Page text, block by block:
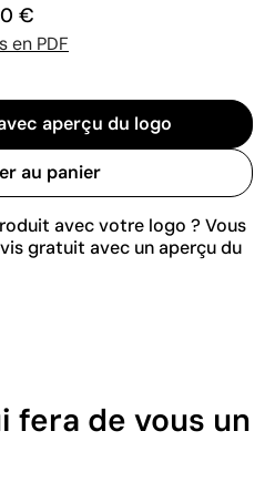
€
en PDF
aperçu du logo
au panier
avec votre logo ? Vous
gratuit avec un aperçu du
fera de vous un